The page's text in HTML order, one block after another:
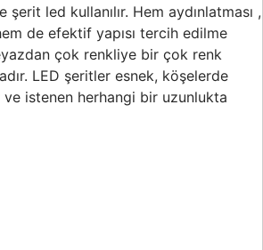
led kullanılır. Hem aydınlatması ,
de efektif yapısı tercih edilme
çok renkliye bir çok renk
LED şeritler esnek, köşelerde
ve istenen herhangi bir uzunlukta